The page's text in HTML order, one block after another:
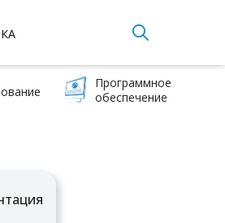
Программное
обеспечение